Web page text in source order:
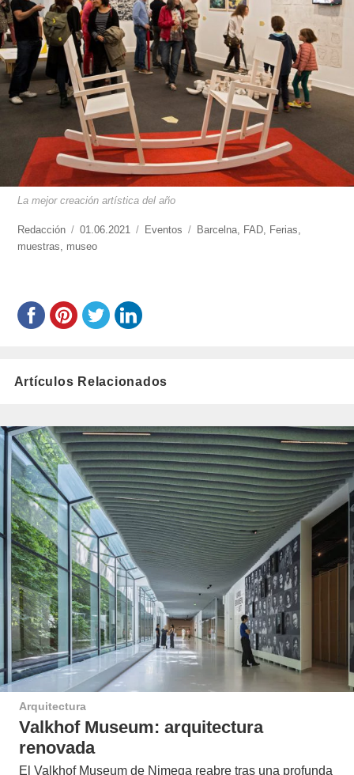
La mejor creación artística del año
https://www.experimenta.es/author/redaccion/
Redacción
Publicado
el
01.06.2021 Categorías
Eventos Etiquetas
Barcelna, FAD, Ferias,
muestras, museo
Artículos Relacionados
Arquitectura
Valkhof Museum: arquitectura
renovada
El Valkhof Museum de Nimega reabre tras una profunda